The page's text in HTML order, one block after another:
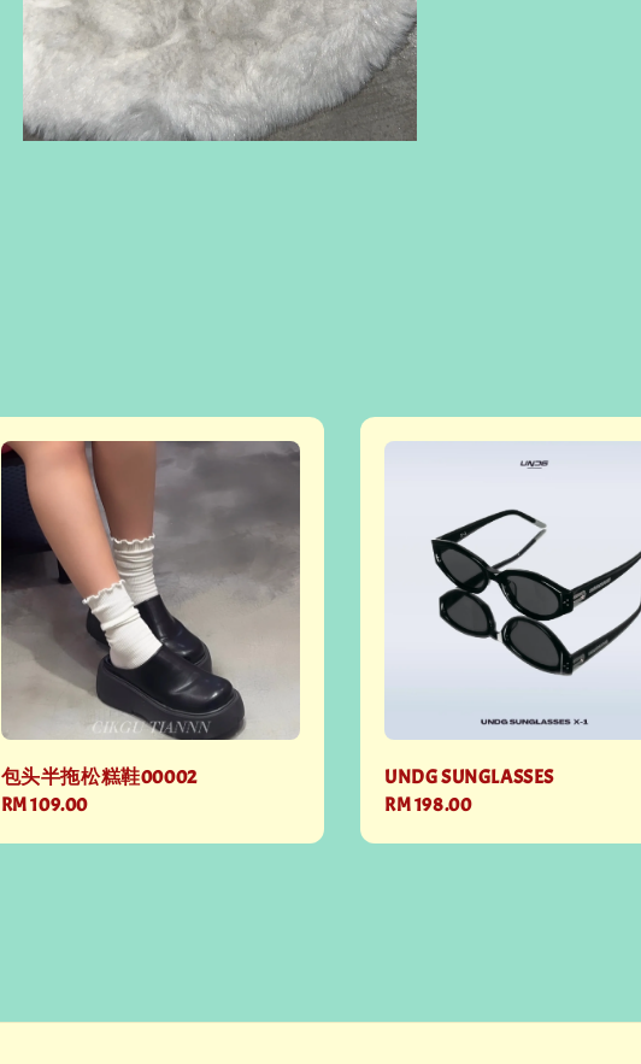
包头半拖松糕鞋00002
Regular
RM 109.00
UNDG SUNGLASSES
Regular
RM 198.00